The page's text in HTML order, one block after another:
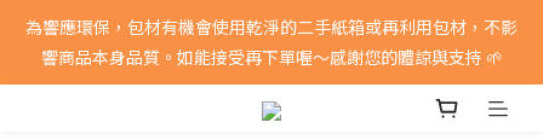
消費滿5000即享免運費
為響應環保，包材有機會使用乾淨的二手紙箱或再利用包材，不影
響商品本身品質。如能接受再下單喔～感謝您的體諒與支持 🌱
消費滿5000即享免運費